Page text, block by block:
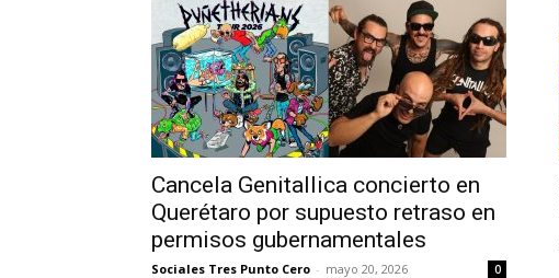
Cancela Genitallica concierto en
Querétaro por supuesto retraso en
permisos gubernamentales
Sociales Tres Punto Cero - mayo 20, 2026 0